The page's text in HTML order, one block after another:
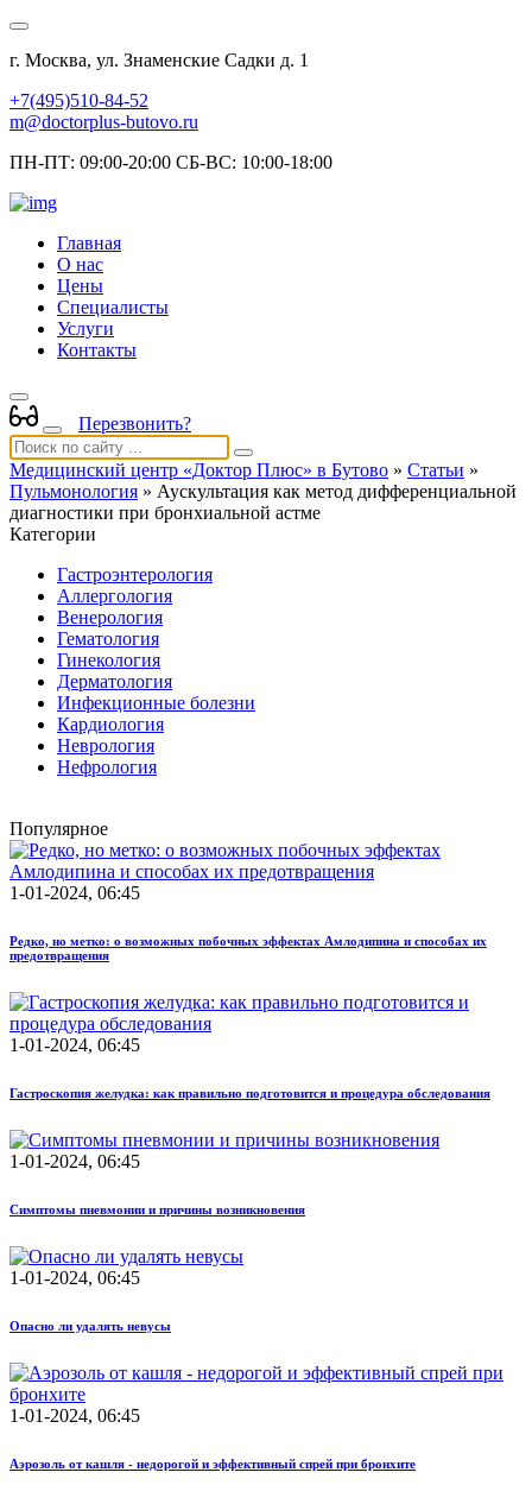
г. Москва, ул. Знаменские Садки д. 1
+7(495)510-84-52
m@doctorplus-butovo.ru
ПН-ПТ: 09:00-20:00 СБ-ВС: 10:00-18:00
Главная
О нас
Цены
Специалисты
Услуги
Контакты
Перезвонить?
Медицинский центр «Доктор Плюс» в Бутово » Статьи »
Пульмонология » Аускультация как метод дифференциальной
диагностики при бронхиальной астме
Категории
Гастроэнтерология
Аллергология
Венерология
Гематология
Гинекология
Дерматология
Инфекционные болезни
Кардиология
Неврология
Нефрология
Популярное
1-01-2024, 06:45
Редко, но метко: о возможных побочных эффектах Амлодипина и способах их
предотвращения
1-01-2024, 06:45
Гастроскопия желудка: как правильно подготовится и процедура обследования
1-01-2024, 06:45
Симптомы пневмонии и причины возникновения
1-01-2024, 06:45
Опасно ли удалять невусы
1-01-2024, 06:45
Аэрозоль от кашля - недорогой и эффективный спрей при бронхите